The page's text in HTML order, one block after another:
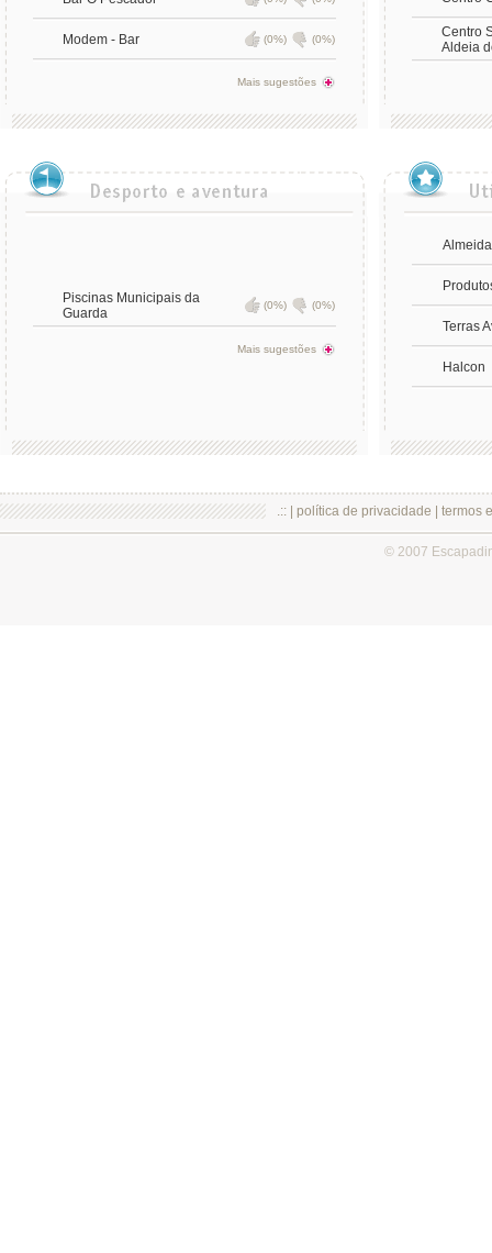
Modem - Bar (0%) (0%)
Mais sugestões
Centro
Aldeia
Piscinas Municipais da
Guarda
(0%) (0%)
Mais sugestões
Terras
Halcon
.:: | política de privacidade termos
© 2007